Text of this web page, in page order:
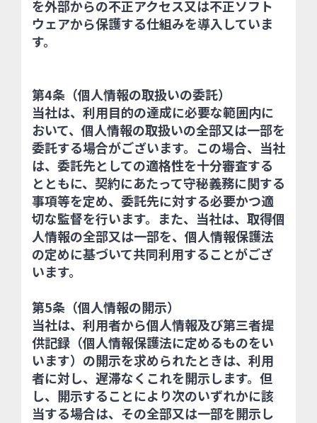
を外部からの不正アクセス又は不正ソフト
ウェアから保護する仕組みを導入していま
す。
第4条（個人情報の取扱いの委託）
当社は、利用目的の達成に必要な範囲内に
おいて、個人情報の取扱いの全部又は一部を
委託する場合がございます。この場合、当社
は、委託先としての適格性を十分審査する
とともに、契約にあたって守秘義務に関する
事項等を定め、委託先に対する必要かつ適
切な監督を行います。また、当社は、取得個
人情報の全部又は一部を、個人情報保護法
の定めに基づいて共同利用することがござ
います。
第5条（個人情報の開示）
当社は、利用者から個人情報及び第三者提
供記録（個人情報保護法に定めるものをい
います）の開示を求められたときは、利用
者に対し、遅滞なくこれを開示します。但
し、開示することにより次のいずれかに該
当する場合は、その全部又は一部を開示し